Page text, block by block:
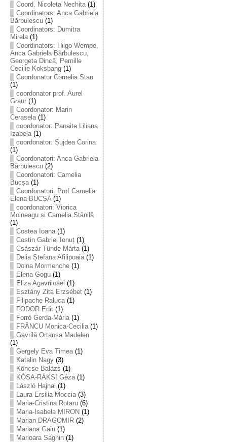
Coord. Nicoleta Nechita(1)
Coordinators: Anca Gabriela
Bărbulescu(1)
Coordinators: Dumitra
Mirela(1)
Coordinators: Hilgo Wempe,
Anca Gabriela Bărbulescu,
Georgeta Dincă, Pernille
Cecilie Koksbang(1)
Coordonator Cornelia Stan
(1)
coordonator prof. Aurel
Graur(1)
Coordonator: Marin
Cerasela(1)
coordonator: Panaite Liliana
Izabela(1)
coordonator: Șujdea Corina
(1)
Coordonatori: Anca Gabriela
Bărbulescu(2)
Coordonatori: Camelia
Bucșa(1)
Coordonatori: Prof Camelia
Elena BUCȘA(1)
coordonatori: Viorica
Moineagu și Camelia Stănilă
(1)
Costea Ioana(1)
Costin Gabriel Ionuț(1)
Császár Tünde Márta(1)
Delia Ștefana Afilipoaia(1)
Doina Mormenche(1)
Elena Gogu(1)
Eliza Agavriloaei (1)
Esztány Zita Erzsébet(1)
Filipache Raluca(1)
FODOR Edit(1)
Forró Gerda-Mária(1)
FRÂNCU Monica-Cecilia(1)
Gavrilă Ortansa Madelen
(1)
Gergely Eva Timea(1)
Katalin Nagy(3)
Köncse Balázs (1)
KÓSA-RÁKSI Géza(1)
László Hajnal (1)
Laura Ersilia Moccia(3)
Maria-Cristina Rotaru(6)
Maria-Isabela MIRON (1)
Marian DRAGOMIR(2)
Mariana Gaiu(1)
Marioara Saghin(1)